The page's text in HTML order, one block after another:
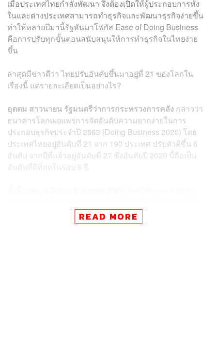
เมื่อประเทศไทยกำลังพัฒนา จึงต้องเปิดให้ผู้ประกอบการทั้ง
ในและต่างประเทศสามารถทำธุรกิจและพัฒนาธุรกิจง่ายขึ้น
ทำให้หลายปีมานี้รัฐหันมาโฟกัส Ease of Doing Business
คือการปรับทุกขั้นตอนสนับสนุนให้การทำธุรกิจในไทยง่าย
ขึ้น
ล่าสุดมีข่าวดีว่า ไทยปรับอันดับขึ้นมาอยู่ที่ 21 ของโลกใน
เรื่องนี้ แต่รายละเอียดเป็นอย่างไร?
อุตตม สาวนายน รัฐมนตรีว่าการกระทรวงการคลัง กล่าวว่า
ธนาคารโลกเผยแพร่การจัดอันดับความยากง่ายในการ
ประกอบธุรกิจประจำปี 2563 (Doing Business 2020) โดย
ประเทศไทยอยู่อันดับที่ 21 จาก 190 ประเทศ ปรับตัวดีขึ้น 6
อันดับ จากปีที่แล้วอยู่อันดับที่ 27 ซึ่งอันดับปี 2020 นี้ถือเป็น
อันดับที่ดีที่สุดในรอบ 6 ปี
อาเซียนที่อยู่อันดับก่อนหน้า เช่น สิงคโปร์ อันดับที่ 2 ของโลก
ที่มี 86.20 คะแนน และมาเลเซีย อยู่อันดับที่ 12 มี 81.50
READ MORE